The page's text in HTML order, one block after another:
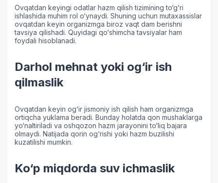
Ovqatdan keyingi odatlar hazm qilish tizimining to‘g‘ri
ishlashida muhim rol o‘ynaydi. Shuning uchun mutaxassislar
ovqatdan keyin organizmga biroz vaqt dam berishni
tavsiya qilishadi. Quyidagi qo‘shimcha tavsiyalar ham
foydali hisoblanadi.
Darhol mehnat yoki og‘ir ish
qilmaslik
Ovqatdan keyin og‘ir jismoniy ish qilish ham organizmga
ortiqcha yuklama beradi. Bunday holatda qon mushaklarga
yo‘naltiriladi va oshqozon hazm jarayonini to‘liq bajara
olmaydi. Natijada qorin og‘rishi yoki hazm buzilishi
kuzatilishi mumkin.
Ko‘p miqdorda suv ichmaslik